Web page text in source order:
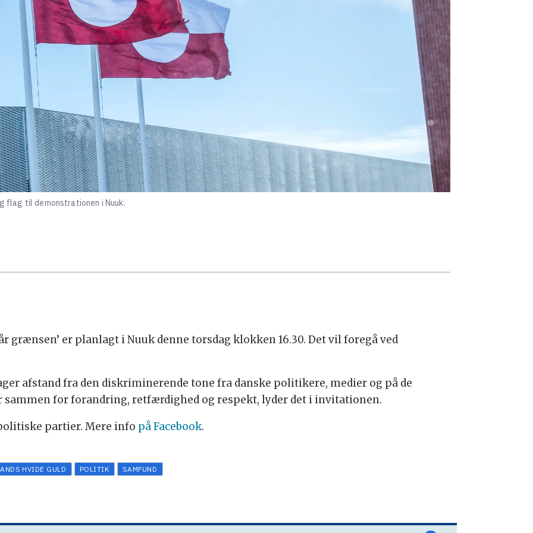
flag til demonstrationen i Nuuk.
grænsen’ er planlagt i Nuuk denne torsdag klokken 16.30. Det vil foregå ved
afstand fra den diskriminerende tone fra danske politikere, medier og på de
sammen for forandring, retfærdighed og respekt, lyder det i invitationen.
partier. Mere info på Facebook.
HVIDE GULD POLITIK SAMFUND